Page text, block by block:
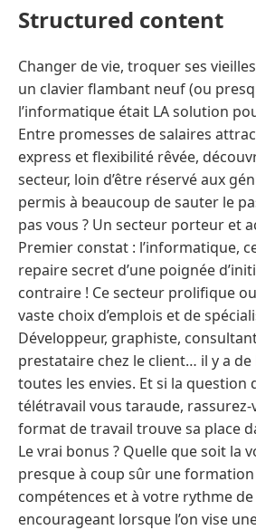
Structured content
Changer de vie, troquer ses
un clavier flambant neuf (ou
l’informatique était LA solution
Entre promesses de salaires
express et flexibilité rêvée,
secteur, loin d’être réservé aux
permis à beaucoup de sauter le
pas vous ? Un secteur porteur et
Premier constat : l’informatique,
repaire secret d’une poignée
contraire ! Ce secteur prolifique
vaste choix d’emplois et de
Développeur, graphiste,
prestataire chez le client… il y a
toutes les envies. Et si la question
télétravail vous taraude, rassurez-
format de travail trouve sa place
Le vrai bonus ? Quelle que soit la
presque à coup sûr une formation
compétences et à votre rythme de
encourageant lorsque l’on vise